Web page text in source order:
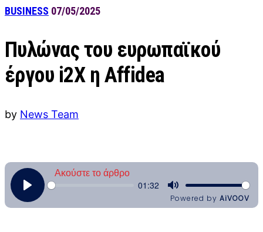
BUSINESS 07/05/2025
Πυλώνας του ευρωπαϊκού
έργου i2X η Affidea
by News Team